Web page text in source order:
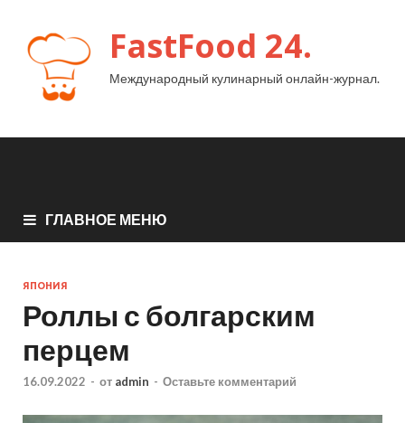
FastFood 24.
Международный кулинарный онлайн-журнал.
ГЛАВНОЕ МЕНЮ
ЯПОНИЯ
Роллы с болгарским
перцем
16.09.2022 - от admin - Оставьте комментарий